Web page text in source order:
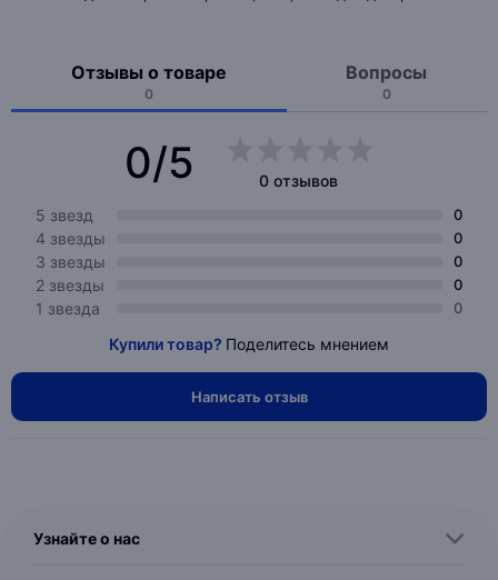
Отзывы о товаре
0
Вопросы
0
0/5
0 отзывов
5 звезд
0
4 звезды 0
3 звезды 0
2 звезды 0
1 звезда 0
Купили товар? Поделитесь мнением
Написать отзыв
Узнайте о нас